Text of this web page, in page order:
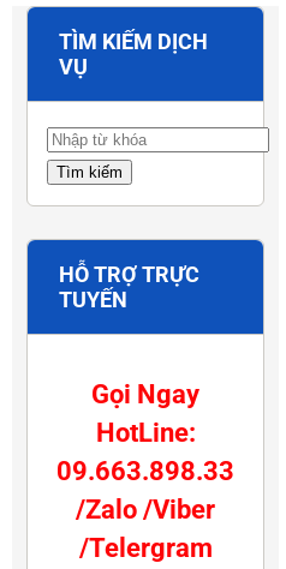
TÌM KIẾM DỊCH
VỤ
HỖ TRỢ TRỰC
TUYẾN
Gọi Ngay
HotLine:
09.663.898.33
/Zalo /Viber
/Telergram